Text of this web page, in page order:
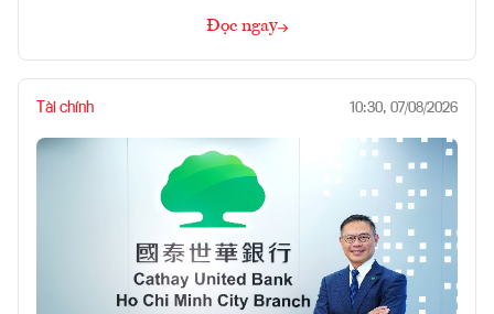
Đọc ngay
Tài chính 10:30, 07/08/2026